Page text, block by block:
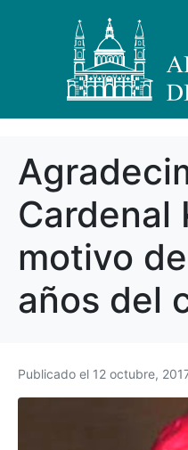
Cardenal
motivo
años del
Publicado el 12 octubre,